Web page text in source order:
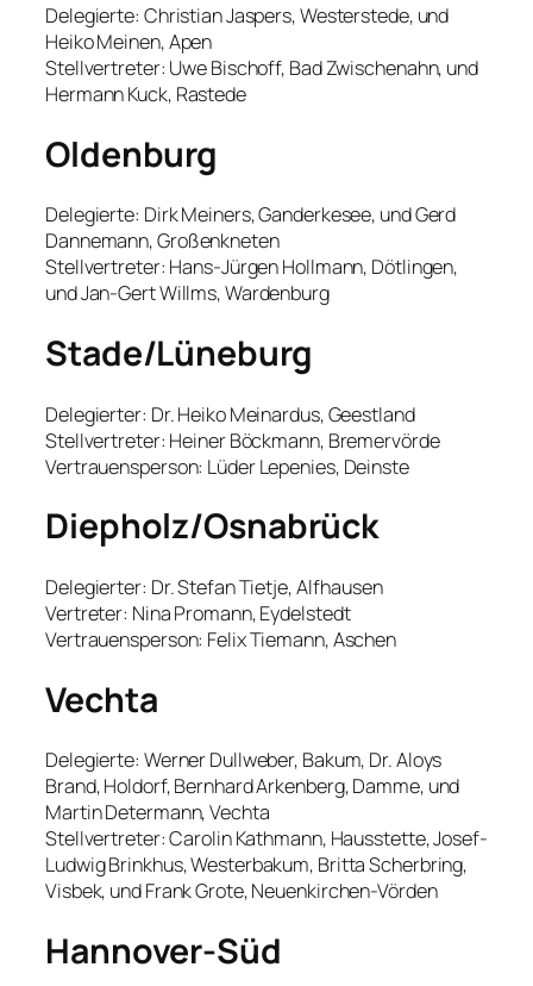
Delegierte: Christian Jaspers, Westerstede, und
Heiko Meinen, Apen
Stellvertreter: Uwe Bischoff, Bad Zwischenahn, und
Hermann Kuck, Rastede
Oldenburg
Delegierte: Dirk Meiners, Ganderkesee, und Gerd
Dannemann, Großenkneten
Stellvertreter: Hans-Jürgen Hollmann, Dötlingen,
und Jan-Gert Willms, Wardenburg
Stade/Lüneburg
Delegierter: Dr. Heiko Meinardus, Geestland
Stellvertreter: Heiner Böckmann, Bremervörde
Vertrauensperson: Lüder Lepenies, Deinste
Diepholz/Osnabrück
Delegierter: Dr. Stefan Tietje, Alfhausen
Vertreter: Nina Promann, Eydelstedt
Vertrauensperson: Felix Tiemann, Aschen
Vechta
Delegierte: Werner Dullweber, Bakum, Dr. Aloys
Brand, Holdorf, Bernhard Arkenberg, Damme, und
Martin Determann, Vechta
Stellvertreter: Carolin Kathmann, Hausstette, Josef-
Ludwig Brinkhus, Westerbakum, Britta Scherbring,
Visbek, und Frank Grote, Neuenkirchen-Vörden
Hannover-Süd